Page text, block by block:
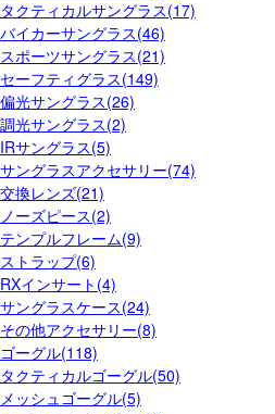
タクティカルサングラス(17)
バイカーサングラス(46)
スポーツサングラス(21)
セーフティグラス(149)
偏光サングラス(26)
調光サングラス(2)
IRサングラス(5)
サングラスアクセサリー(74)
交換レンズ(21)
ノーズピース(2)
テンプルフレーム(9)
ストラップ(6)
RXインサート(4)
サングラスケース(24)
その他アクセサリー(8)
ゴーグル(118)
タクティカルゴーグル(50)
メッシュゴーグル(5)